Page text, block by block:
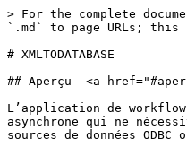
> For the complete documentation index, see [llms.txt](https://docs.workflowgen.com/llms.txt). Markdown versions of documentation pages are available by appending `.md` to page URLs; this page is available as [Markdown](https://docs.workflowgen.com/admin-fr/applications-de-workflow/application-de-workflow-xmltodatabase.md).

# XMLTODATABASE

## Aperçu  <a href="#apercu" id="apercu"></a>

L’application de workflow **XMLTODATABASE** vous permet d’exporter les données depuis un document XML vers une ou plusieurs bases de données. C’est une application asynchrone qui ne nécessite pas d’action d’un utilisateur. La configuration des transactions SQL est effectuée via un fichier XML qui active les requêtes SQL sur des sources de données ODBC ou OLEDB.

## Mode de fonctionnement

Le moteur WorkflowGen appelle l’application XMLTODATABASE avec le contexte et les paramètres afin d’obtenir les éléments suivants :

* Le document XML contentant les données à exporter
* Le fichier de transaction contenant :
  * Les informations de connexion à la base de données
  * Les informations de localisation des données dans le document XML contenant les données (en utilisant des XPath)

Après que XMLTODATABASE ait rassemblé toutes ces informations, elle est prête à exporter, et retourne ensuite le contexte à WorkflowGen afin que le workflow puisse continuer.

## Description du fichier XML

### Aperçu

Le document de transactions XML spécifie les commandes SQL qui seront exécutées sur les